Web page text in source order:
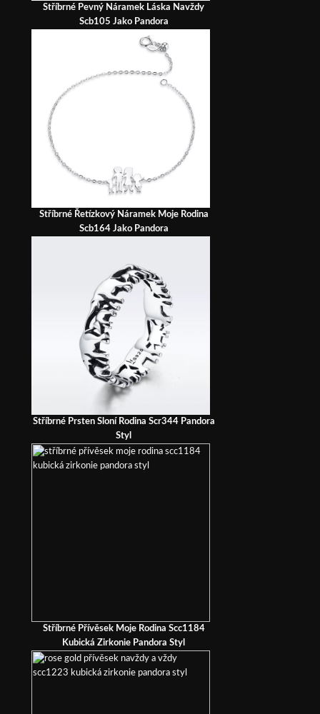
Stříbrné Pevný Náramek Láska Navždy
Scb105 Jako Pandora
Stříbrné Řetízkový Náramek Moje Rodina
Scb164 Jako Pandora
Stříbrné Prsten Sloní Rodina Scr344 Pandora
Styl
Stříbrné Přívěsek Moje Rodina Scc1184
Kubická Zirkonie Pandora Styl